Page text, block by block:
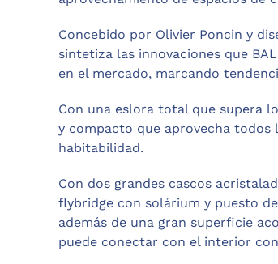
Concebido por Olivier Poncin y
sintetiza las innovaciones que
en el mercado, marcando
Con una eslora total que supera
y compacto que aprovecha
habitabilidad.
Con dos grandes cascos
flybridge con solárium y puesto
además de una gran superficie
puede conectar con el interior